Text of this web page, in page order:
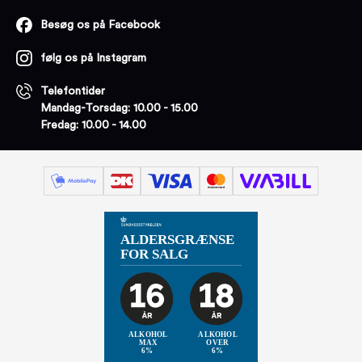
Besøg os på Facebook
følg os på Instagram
Telefontider
Mandag-Torsdag: 10.00 - 15.00
Fredag: 10.00 - 14.00